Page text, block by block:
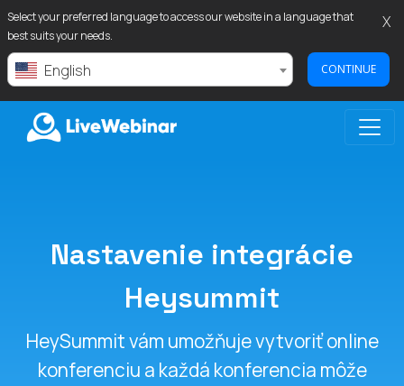
Select your preferred language to access our website in a language that
best suits your needs.
English CONTINUE
X
Nastavenie integrácie
Heysummit
HeySummit vám umožňuje vytvoriť online
konferenciu a každá konferencia môže